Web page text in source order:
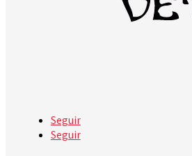
Seguir
Seguir